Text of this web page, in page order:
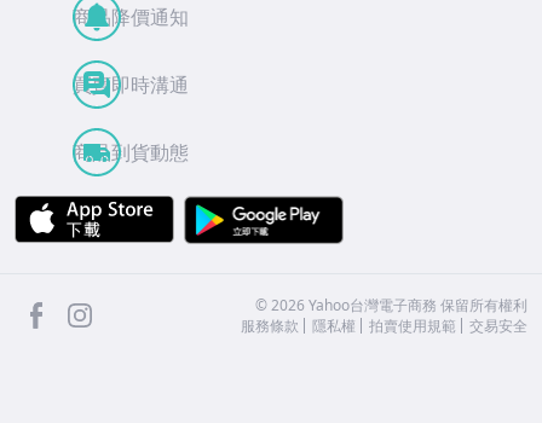
商品降價通知
買賣即時溝通
商品到貨動態
APP Store
facebook ©2026 Yahoo台灣電子商務 保留所有權利
服務條款
隱私權 拍賣使用規範 交易安全